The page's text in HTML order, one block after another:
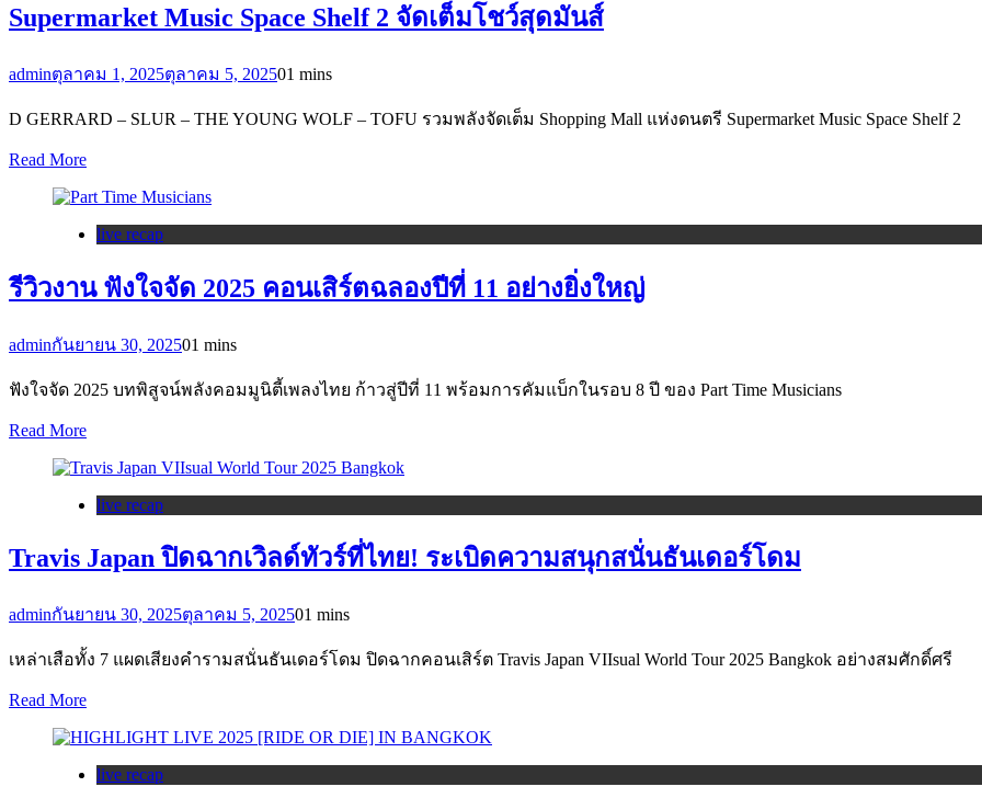
Supermarket Music Space Shelf 2 จัดเต็มโชว์สุดมันส์
adminตุลาคม 1, 2025ตุลาคม 5, 202501 mins
D GERRARD – SLUR – THE YOUNG WOLF – TOFU รวมพลังจัดเต็ม Shopping Mall แห่งดนตรี Supermarket Music Space Shelf 2
Read More
live recap
รีวิวงาน ฟังใจจัด 2025 คอนเสิร์ตฉลองปีที่ 11 อย่างยิ่งใหญ่
adminกันยายน 30, 202501 mins
ฟังใจจัด 2025 บทพิสูจน์พลังคอมมูนิตี้เพลงไทย ก้าวสู่ปีที่ 11 พร้อมการคัมแบ็กในรอบ 8 ปี ของ Part Time Musicians
Read More
live recap
Travis Japan ปิดฉากเวิลด์ทัวร์ที่ไทย! ระเบิดความสนุกสนั่นธันเดอร์โดม
adminกันยายน 30, 2025ตุลาคม 5, 202501 mins
เหล่าเสือทั้ง 7 แผดเสียงคำรามสนั่นธันเดอร์โดม ปิดฉากคอนเสิร์ต Travis Japan VIIsual World Tour 2025 Bangkok อย่างสมศักดิ์ศรี
Read More
live recap